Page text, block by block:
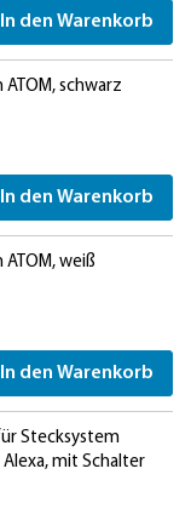
In den Warenkorb
schwarz
In den Warenkorb
weiß
In den Warenkorb
Stecksystem
mit Schalter